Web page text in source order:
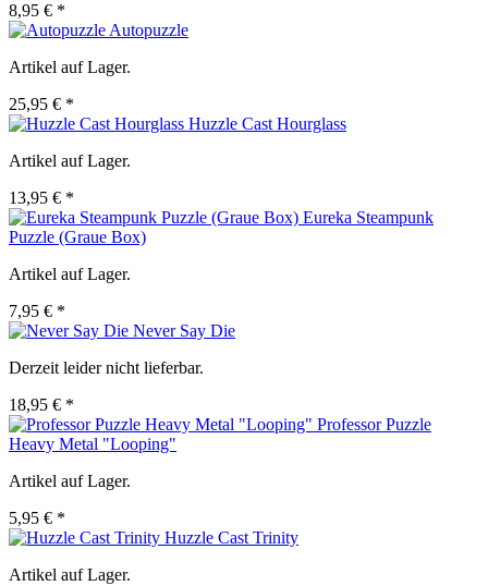
8,95 € *
Autopuzzle
Artikel auf Lager.
25,95 € *
Huzzle Cast Hourglass
Artikel auf Lager.
13,95 € *
Eureka Steampunk
Puzzle (Graue Box)
Artikel auf Lager.
7,95 € *
Never Say Die
Derzeit leider nicht lieferbar.
18,95 € *
Professor Puzzle
Heavy Metal "Looping"
Artikel auf Lager.
5,95 € *
Huzzle Cast Trinity
Artikel auf Lager.